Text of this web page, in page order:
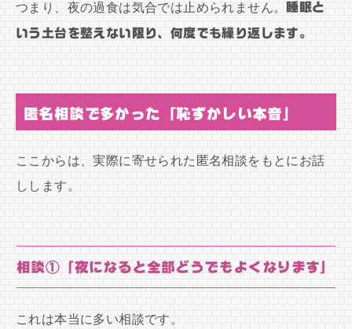
つまり、夜の過食は気合では止められません。 睡眠と
いう土台を整えない限り、何度でも繰り返します。
匿名相談で多かった「恥ずかしい本音」
ここからは、実際に寄せられた匿名相談をもとにお話
しします。
相談①「夜になると全部どうでもよくなります」
これは本当に多い相談です。